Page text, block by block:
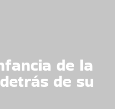
de la
de su